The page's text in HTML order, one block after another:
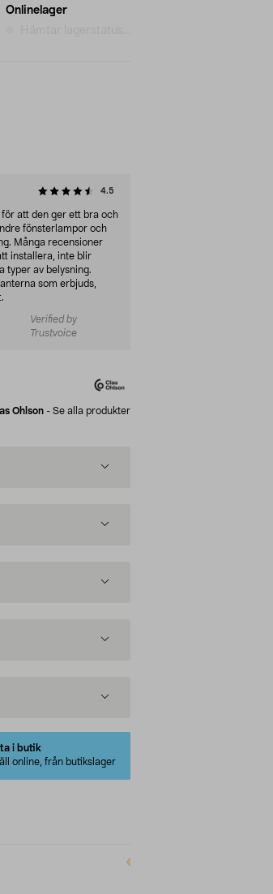
Onlinelager
4.5
att den ger ett bra och
fönsterlampor och
Många recensioner
installera, inte blir
typer av belysning.
som erbjuds,
Verified by
Trustvoice
Ohlson - Se alla produkter
i butik
online, från butikslager